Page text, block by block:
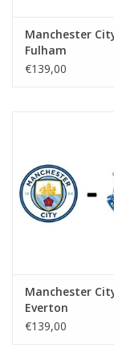
Manchester
Fulham
€139,00
Manchester
Everton
€139,00